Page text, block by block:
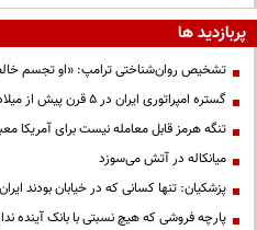
پربازدید ها
تشخیص روان‌شناختی ترامپ: «او تجسم
گستره امپراتوری ایران در ۵ قرن پیش از میلاد؛ تصویری از ایران ۲۵ قرن پیش
تنگه هرمز قابل معامله نیست برای آمریکا
میانکاله در آتش می‌سوزد
پزشکیان: تنها کسانی که در خیابان بودند
پارچه فروشی که هیچ نسبتی با بانک آینده